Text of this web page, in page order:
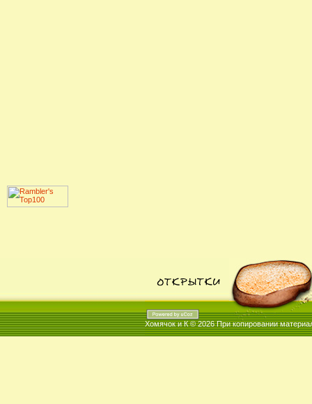
Хомячок и К © 2026При копировании